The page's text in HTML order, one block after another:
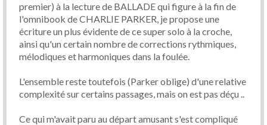
premier) à la lecture de BALLADE qui figure à la fin de
l'omnibook de CHARLIE PARKER, je propose une
écriture un plus évidente de ce super solo à la croche,
ainsi qu'un certain nombre de corrections rythmiques,
mélodiques et harmoniques dans la foulée.
L'ensemble reste toutefois (Parker oblige) d'une relative
complexité sur certains passages, mais on est pas déçu ..
Ce qui m'avait paru au départ amusant s'est compliqué